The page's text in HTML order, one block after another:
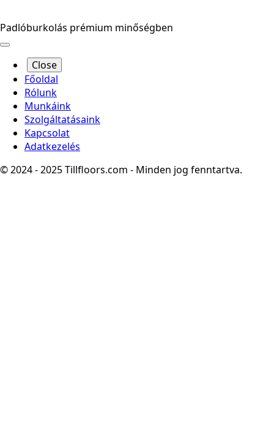
Padlóburkolás prémium minőségben
Close
Főoldal
Rólunk
Munkáink
Szolgáltatásaink
Kapcsolat
Adatkezelés
© 2024 - 2025 Tillfloors.com - Minden jog fenntartva.